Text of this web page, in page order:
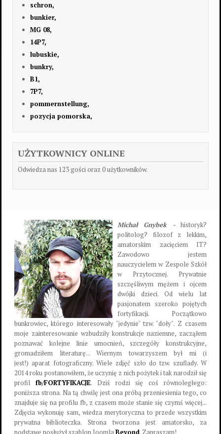
schron,
bunkier,
MG 08,
14P7,
lubuskie,
bunkry,
B1,
7P7,
pommernstellung,
pozycja pomorska,
UŻYTKOWNICY ONLINE
Odwiedza nas 123 gości oraz 0 użytkowników.
Michał Gnybek - historyk?
politolog? filozof z lekkim,
amatorskim zacięciem IT?
Zawodowo jestem
nauczycielem w Zespole Szkół
w Przytocznej. Prywatnie
szczęśliwym mężem i ojcem
dwójki dzieci. Od wielu lat
pasjonatem szeroko pojętych
fortyfikacji. Początkowo
bunkrowiec, którego interesowały "jedynie" tzw. "doły". Z czasem
moje zainteresowanie wzbudziły konstrukcje naziemne, zacząłem
poznawać kolejne linie umocnień, szczegóły konstrukcyjne,
gromadziłem literaturę... Wiernym towarzyszem był mi (i
jest!) aparat fotograficzny. Wiele zdjęć szło do tzw. szuflady. W
2014 roku postanowiłem, że uczynię z nich pożytek i tak narodził się
profil fb/FORTYFIKACJE. Dziś rodzi się coś równoległego:
poniższa strona. Na tą chwilę jest ona próbą przeniesienia tego, co
znajduje się na profilu fb, z czasem może stanie się czymś więcej...
Zdjęcia wykonuję sam, wiedza merytoryczna to przede wszystkim
prywatna biblioteczka. Strona tworzona jest amatorsko, za
podstawę posłużył szablon Joomla Beyond. Zapraszam!